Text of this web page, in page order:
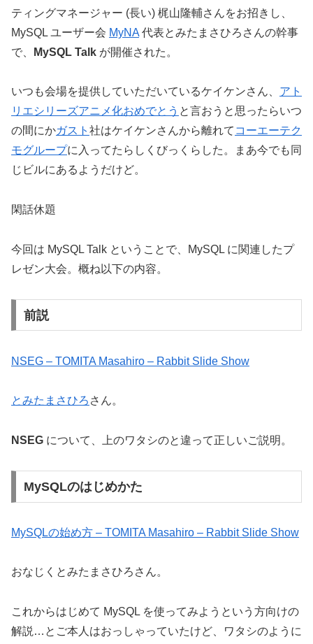
ティングマネージャー (長い) 梶山隆輔さんをお招きし、
MySQL ユーザー会 MyNA 代表とみたまさひろさんの幹事
で、
MySQL Talk が開催された。
いつも会場を提供していただいているケイケンさん、 アト
リエシリーズアニメ化おめでとう と言おうと思ったらいつ
の間にかガスト 社はケイケンさんから離れて コーエーテク
モグループに入ってたらしくびっくらした。まあ今でも同
じビルにあるようだけど。
閑話休題
今回は MySQL Talk ということで、MySQL に関連したプ
レゼン大会。概ね以下の内容。
前説
NSEG – TOMITA Masahiro – Rabbit Slide Show
とみたまさひろ さん。
NSEG について、上のワタシのと違って正しいご説明。
MySQLのはじめかた
MySQLの始め方 – TOMITA Masahiro – Rabbit Slide Show
おなじくとみたまさひろさん。
これからはじめて MySQL を使ってみようという方向けの
解説…とご本人はおっしゃっていたけど、ワタシのように